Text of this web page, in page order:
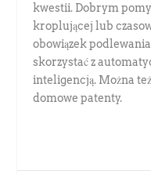
kwestii. Dobrym
kroplującej lub
obowiązek
skorzystać z
inteligencją. Można
domowe patenty.